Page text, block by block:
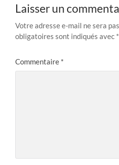
Laisser un
Votre adresse e-mail ne sera
obligatoires sont indiqués avec *
Commentaire *